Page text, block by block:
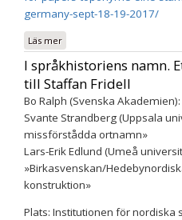
germany-sept-18-19-2017/
Läs mer
“Toponyme – eine
I språkhistoriens namn.
till Staffan Fridell
Bo Ralph (Svenska
Svante Strandberg (Uppsala
missförstådda ortnamn»
Lars-Erik Edlund (Umeå
»Birkasvenskan/
konstruktion»
Plats: Institutionen för nordiska